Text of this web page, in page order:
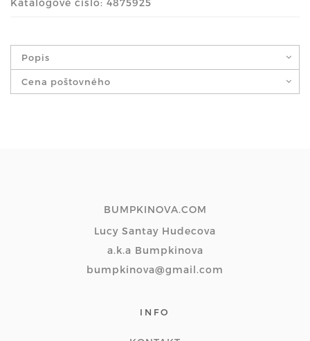
Popis
Cena poštovného
BUMPKINOVA.COM
Lucy Santay Hudecova
a.k.a Bumpkinova
bumpkinova@gmail.com
INFO